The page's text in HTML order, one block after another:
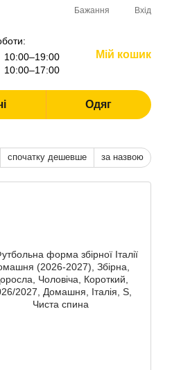
Бажання Вхід
10:00–19:00
10:00–17:00
Мій кошик
Одяг
спочатку дешевше за назвою